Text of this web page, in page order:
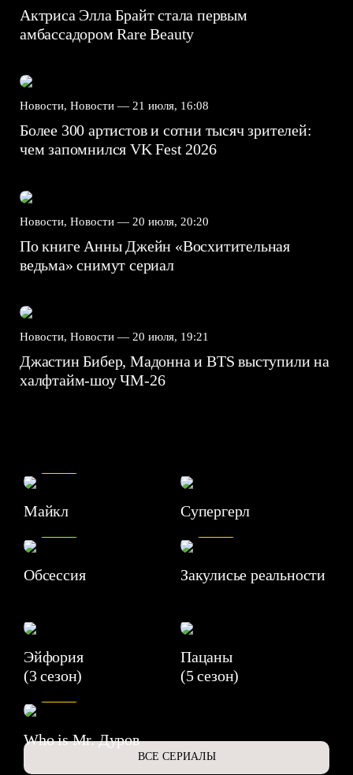
Актриса Элла Брайт стала первым
амбассадором Rare Beauty
Новости, Новости — 21 июля, 16:08
Более 300 артистов и сотни тысяч зрителей:
чем запомнился VK Fest 2026
Новости, Новости — 20 июля, 20:20
По книге Анны Джейн «Восхитительная
ведьма» снимут сериал
Новости, Новости — 20 июля, 19:21
Джастин Бибер, Мадонна и BTS выступили на
халфтайм-шоу ЧМ-26
Майкл Супергерл
Обсессия
7.1
Закулисье реальности
Эйфория
(3 сезон)
Пацаны
(5 сезон)
Who is Mr. Дуров
ВСЕ СЕРИАЛЫ